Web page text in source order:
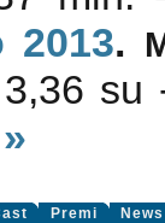
2013.
3,36 su
Premi News